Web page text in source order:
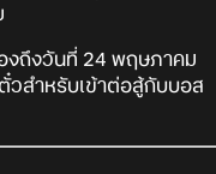
องถึงวันที่ 24 พฤษภาคม
วสำหรับเข้าต่อสู้กับบอส